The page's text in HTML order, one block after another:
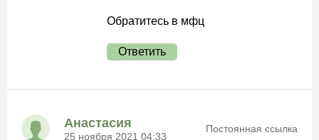
Обратитесь в мфц
Ответить
Анастасия
25 ноября 2021 04:33
Постоянная ссылка